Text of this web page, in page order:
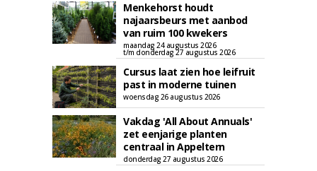
Menkehorst houdt
najaarsbeurs met aanbod
van ruim 100 kwekers
maandag 24 augustus 2026
t/m donderdag 27 augustus 2026
Cursus laat zien hoe leifruit
past in moderne tuinen
woensdag 26 augustus 2026
Vakdag 'All About Annuals'
zet eenjarige planten
centraal in Appeltern
donderdag 27 augustus 2026